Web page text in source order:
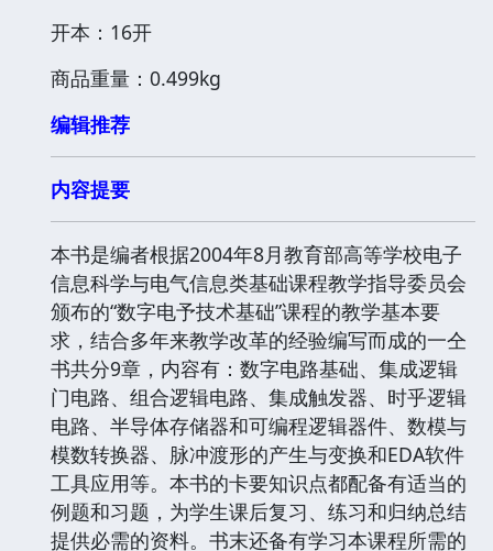
开本：16开
商品重量：0.499kg
编辑推荐
内容提要
本书是编者根据2004年8月教育部高等学校电子
信息科学与电气信息类基础课程教学指导委员会
颁布的“数字电予技术基础”课程的教学基本要
求，结合多年来教学改革的经验编写而成的一仝
书共分9章，内容有：数字电路基础、集成逻辑
门电路、组合逻辑电路、集成触发器、时乎逻辑
电路、半导体存储器和可编程逻辑器件、数模与
模数转换器、脉冲渡形的产生与变换和EDA软件
工具应用等。本书的卡要知识点都配备有适当的
例题和习题，为学生课后复习、练习和归纳总结
提供必需的资料。书末还备有学习本课程所需的